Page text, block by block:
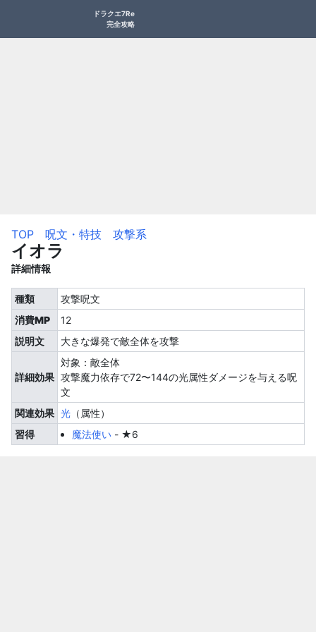
ドラクエ7Re
完全攻略
TOP 呪文・特技 攻撃系
イオラ
詳細情報
種類
攻撃呪文
消費MP
12
説明文
大きな爆発で敵全体を攻撃
詳細効果
対象：敵全体
攻撃魔力依存で72〜144の光属性ダメージを与える呪
文
関連効果 光 （属性）
習得
魔法使い - ★6